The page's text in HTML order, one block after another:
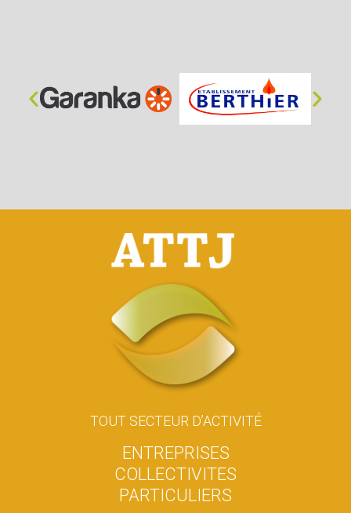
TOUT SECTEUR D’ACTIVITÉ
ENTREPRISES
COLLECTIVITES
PARTICULIERS